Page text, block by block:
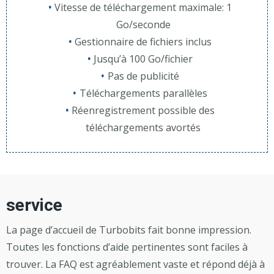
Vitesse de téléchargement maximale: 1
Go/seconde
Gestionnaire de fichiers inclus
Jusqu’à 100 Go/fichier
Pas de publicité
Téléchargements parallèles
Réenregistrement possible des
téléchargements avortés
service
La page d’accueil de Turbobits fait bonne impression.
Toutes les fonctions d’aide pertinentes sont faciles à
trouver. La FAQ est agréablement vaste et répond déjà à